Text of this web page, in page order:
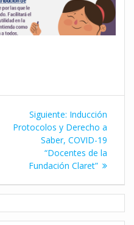
Siguiente: Siguiente
entrada:
Inducción
Protocolos y Derecho a
Saber, COVID-19
“Docentes de la
Fundación Claret”